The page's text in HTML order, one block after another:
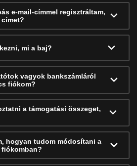
e-mail-címmel regisztráltam,
mi a baj?
vagyok bankszámláról
fiókom?
a támogatási összeget,
hogyan tudom módosítani a
fiókomban?